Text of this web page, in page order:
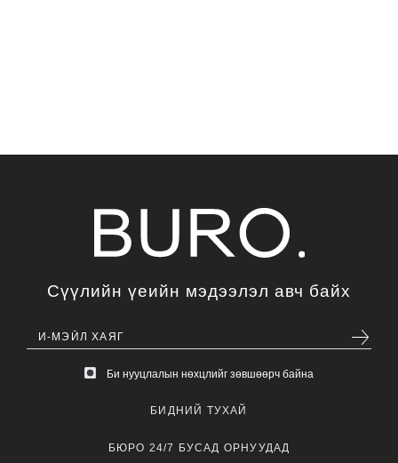
Сүүлийн үеийн мэдээлэл авч байх
Би нууцлалын нөхцлийг зөвшөөрч байна
БИДНИЙ ТУХАЙ
БЮРО 24/7 БУСАД ОРНУУДАД